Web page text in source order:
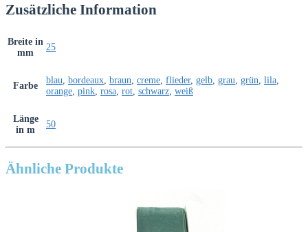
Zusätzliche Information
Breite in
mm
25
Farbe
blau, bordeaux, braun, creme, flieder, gelb, grau, grün, lila,
orange, pink, rosa, rot, schwarz, weiß
Länge
in m
50
Ähnliche Produkte